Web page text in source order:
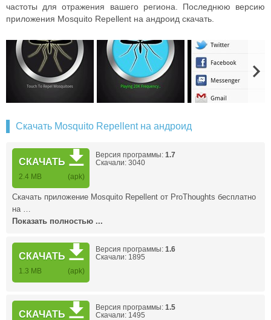
частоты для отражения вашего региона. Последнюю версию
приложения Mosquito Repellent на андроид скачать.
Скачать Mosquito Repellent на андроид
СКАЧАТЬ
2.4 MB (apk)
Версия программы: 1.7
Скачали: 3040
Скачать приложение Mosquito Repellent от ProThoughts бесплатно
на …
Показать полностью ...
СКАЧАТЬ
1.3 MB (apk)
Версия программы: 1.6
Скачали: 1895
СКАЧАТЬ
Версия программы: 1.5
Скачали: 1495